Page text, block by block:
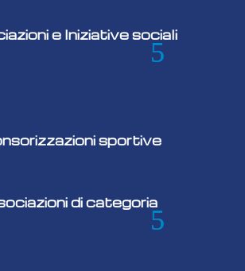
e Iniziative sociali
sportive
di categoria